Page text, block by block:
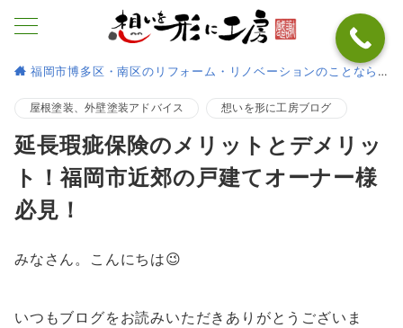
福岡市博多区・南区のリフォーム・リノベーションのことなら
屋根塗装、外壁塗装アドバイス 想いを形に工房ブログ
延長瑕疵保険のメリットとデメリッ
ト！福岡市近郊の戸建てオーナー様
必見！
みなさん。こんにちは😉
いつもブログをお読みいただきありがとうございま